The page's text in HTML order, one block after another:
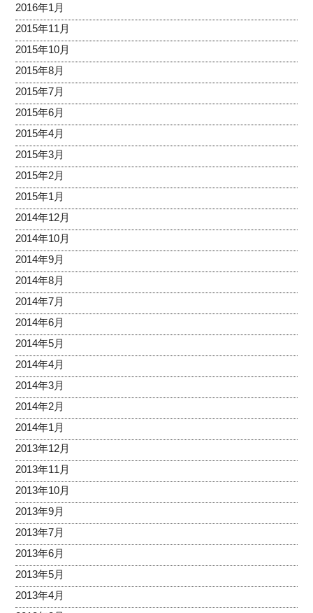
2016年1月
2015年11月
2015年10月
2015年8月
2015年7月
2015年6月
2015年4月
2015年3月
2015年2月
2015年1月
2014年12月
2014年10月
2014年9月
2014年8月
2014年7月
2014年6月
2014年5月
2014年4月
2014年3月
2014年2月
2014年1月
2013年12月
2013年11月
2013年10月
2013年9月
2013年7月
2013年6月
2013年5月
2013年4月